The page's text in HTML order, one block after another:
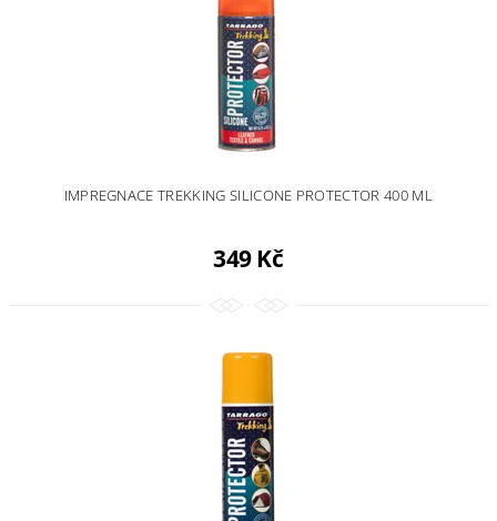
IMPREGNACE TREKKING SILICONE PROTECTOR 400 ML
349 Kč